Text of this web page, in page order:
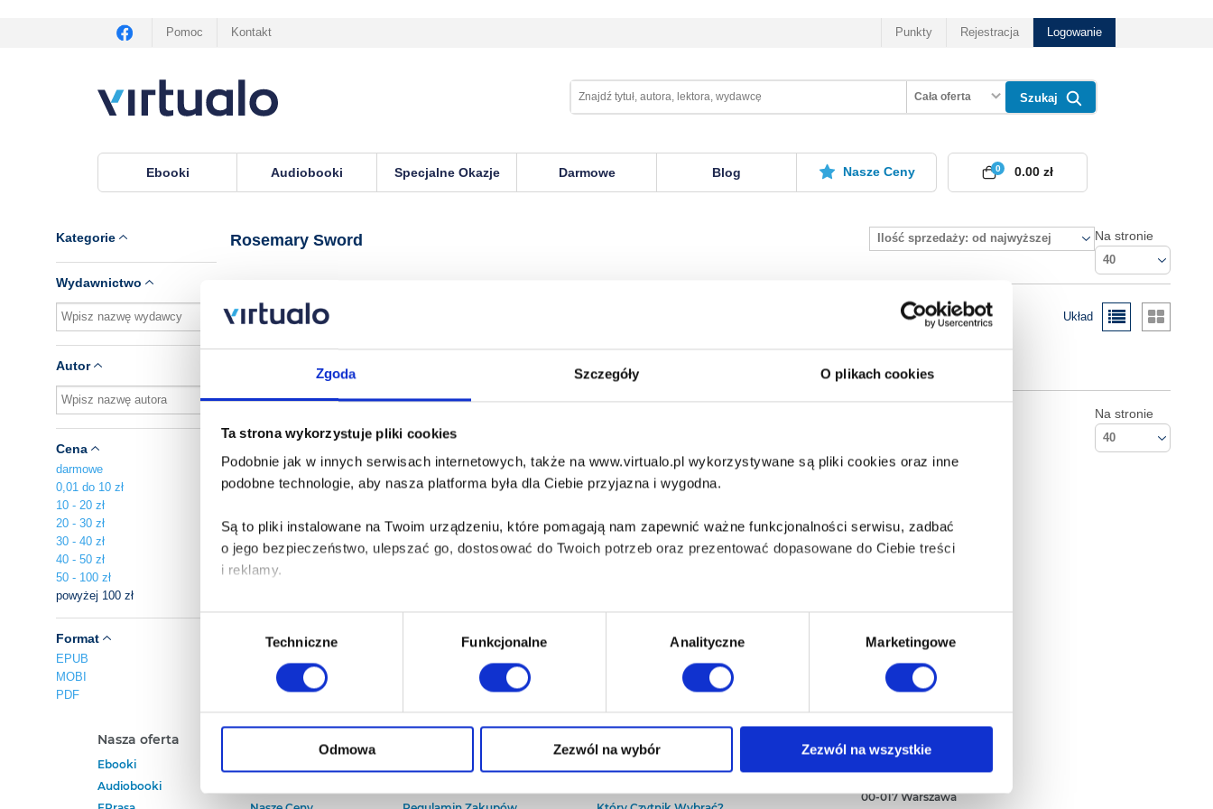
Zgoda Szczegóły O plikach cookies
Ta strona wykorzystuje pliki cookies
Podobnie jak w innych serwisach internetowych, także na www.virtualo.pl wykorzystywane są pliki cookies oraz inne
podobne technologie, aby nasza platforma była dla Ciebie przyjazna i wygodna.
Są to pliki instalowane na Twoim urządzeniu, które pomagają nam zapewnić ważne funkcjonalności serwisu, zadbać
o jego bezpieczeństwo, ulepszać go, dostosować do Twoich potrzeb oraz prezentować dopasowane do Ciebie treści
i reklamy.
Poza plikami, które są nam niezbędne do prawidłowego i bezpiecznego działania serwisu - są także takie, które wymagają
Twojej zgody.
Każda udzielona zgoda poprawi Twoje doświadczenia jeśli jesteś naszym Użytkownikiem.
Wybór
Techniczne Funkcjonalne Analityczne Marketingowe
Odmowa Zezwól na wybór Zezwól na wszystkie
Pomoc Kontakt Punkty Rejestracja Logowanie
Cała oferta Szukaj
Ebooki Audiobooki Specjalne Okazje Darmowe Blog Nasze Ceny 0
0.00 zł
Kategorie
Wydawnictwo
Autor
Cena
darmowe
0,01 do 10 zł
10 - 20 zł
20 - 30 zł
30 - 40 zł
40 - 50 zł
50 - 100 zł
powyżej 100 zł
Format
EPUB
MOBI
PDF
Rosemary Sword Ilość sprzedaży: od najwyższej Na stronie
40
Układ
Na stronie
40
Nasza oferta
Ebooki
Audiobooki
Baza wiedzy
Empik S.A
00-017 Warszawa